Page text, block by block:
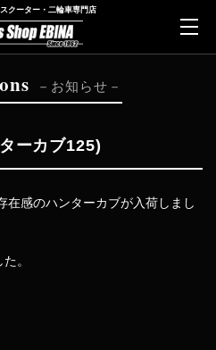
クーター・二輪車専門店
お知らせ
ーカブ125)
在感のハンターカブが入荷しまし
。